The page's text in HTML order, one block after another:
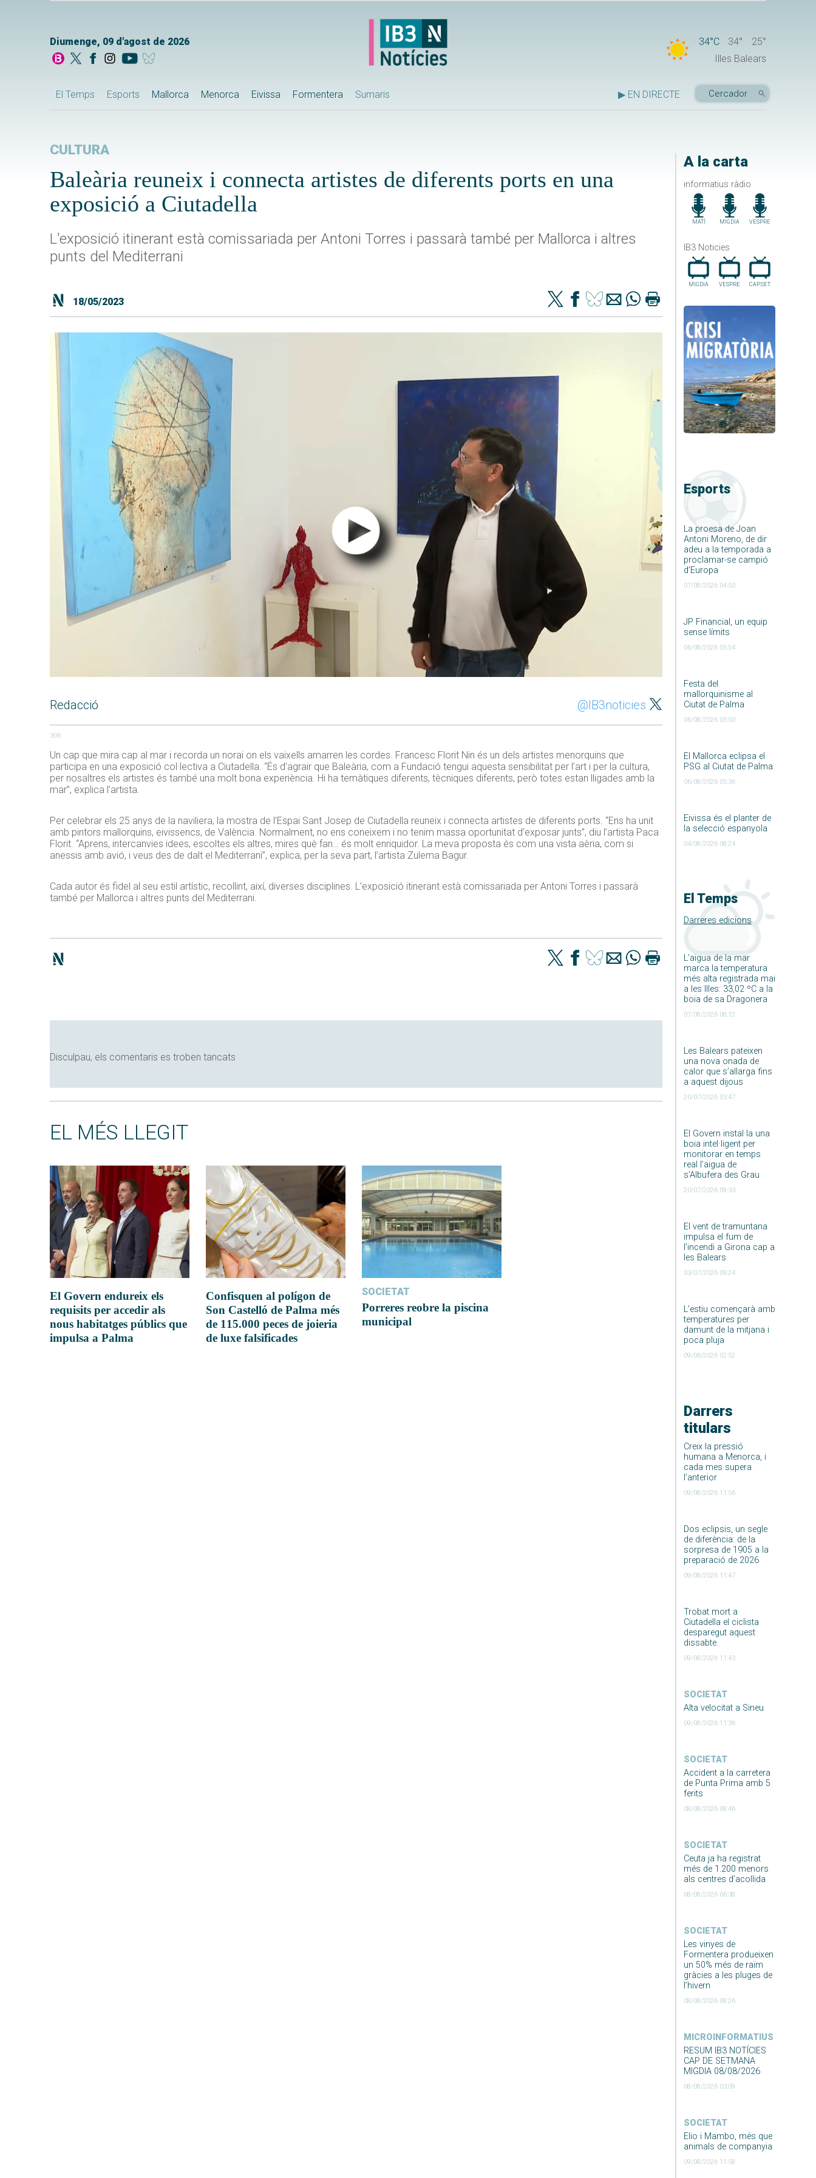
Diumenge, 09 d'agost de 2026 34°C 34°
25°
Illes Balears
El Temps Esports Mallorca Menorca Eivissa Formentera Sumaris ▶ EN DIRECTE
A la carta
informatius ràdio
MATÍ MIGDIA VESPRE
IB3 Noticies
MIGDIA VESPRE CAP.SET
Esports
La proesa de Joan
Antoni Moreno, de dir
adeu a la temporada a
proclamar-se campió
d’Europa
07/08/2026 04:50
JP Financial, un equip
sense límits
06/08/2026 05:54
Festa del
mallorquinisme al
Ciutat de Palma
06/08/2026 05:50
El Mallorca eclipsa el
PSG al Ciutat de Palma
06/08/2026 05:36
Eivissa és el planter de
la selecció espanyola
04/08/2026 08:24
El Temps
Darreres edicions
L’aigua de la mar
marca la temperatura
més alta registrada mai
a les Illes: 33,02 ºC a la
boia de sa Dragonera
07/08/2026 08:12
Les Balears pateixen
una nova onada de
calor que s’allarga fins
a aquest dijous
20/07/2026 03:47
El Govern instal·la una
boia intel·ligent per
monitorar en temps
real l’aigua de
s’Albufera des Grau
20/07/2026 09:33
El vent de tramuntana
impulsa el fum de
l’incendi a Girona cap a
les Balears
03/07/2026 09:24
L’estiu començarà amb
temperatures per
damunt de la mitjana i
poca pluja
09/06/2026 02:52
Darrers
titulars
Creix la pressió
humana a Menorca, i
cada mes supera
l’anterior
09/08/2026 11:56
Dos eclipsis, un segle
de diferència: de la
sorpresa de 1905 a la
preparació de 2026
09/08/2026 11:47
Trobat mort a
Ciutadella el ciclista
desparegut aquest
dissabte
09/08/2026 11:43
SOCIETAT
Alta velocitat a Sineu
09/08/2026 11:36
SOCIETAT
Accident a la carretera
de Punta Prima amb 5
ferits
08/08/2026 08:46
SOCIETAT
Ceuta ja ha registrat
més de 1.200 menors
als centres d’acollida
08/08/2026 06:38
SOCIETAT
Les vinyes de
Formentera produeixen
un 50% més de raïm
gràcies a les pluges de
l’hivern
08/08/2026 08:26
MICROINFORMATIUS
RESUM IB3 NOTÍCIES
CAP DE SETMANA
MIGDIA 08/08/2026
08/08/2026 03:09
SOCIETAT
Elio i Mambo, més que
animals de companyia
09/08/2026 11:58
CULTURA
Baleària reuneix i connecta artistes de diferents ports en una
exposició a Ciutadella
L'exposició itinerant està comissariada per Antoni Torres i passarà també per Mallorca i altres
punts del Mediterrani
18/05/2023
Redacció @IB3noticies
306
Un cap que mira cap al mar i recorda un norai on els vaixells amarren les cordes. Francesc Florit Nin és un dels artistes menorquins que
participa en una exposició col·lectiva a Ciutadella. “És d’agrair que Baleària, com a Fundació tengui aquesta sensibilitat per l’art i per la cultura,
per nosaltres els artistes és també una molt bona experiència. Hi ha temàtiques diferents, tècniques diferents, però totes estan lligades amb la
mar”, explica l’artista.
Per celebrar els 25 anys de la naviliera, la mostra de l’Espai Sant Josep de Ciutadella reuneix i connecta artistes de diferents ports. “Ens ha unit
amb pintors mallorquins, eivissencs, de València. Normalment, no ens coneixem i no tenim massa oportunitat d’exposar junts”, diu l’artista Paca
Florit. “Aprens, intercanvies idees, escoltes els altres, mires què fan… és molt enriquidor. La meva proposta és com una vista aèria, com si
anessis amb avió, i veus des de dalt el Mediterrani”, explica, per la seva part, l’artista Zulema Bagur.
Cada autor és fidel al seu estil artístic, recollint, així, diverses disciplines. L’exposició itinerant està comissariada per Antoni Torres i passarà
també per Mallorca i altres punts del Mediterrani.
Disculpau, els comentaris es troben tancats
EL MÉS LLEGIT
El Govern endureix els
requisits per accedir als
nous habitatges públics que
impulsa a Palma
Confisquen al polígon de
Son Castelló de Palma més
de 115.000 peces de joieria
de luxe falsificades
SOCIETAT
Porreres reobre la piscina
municipal